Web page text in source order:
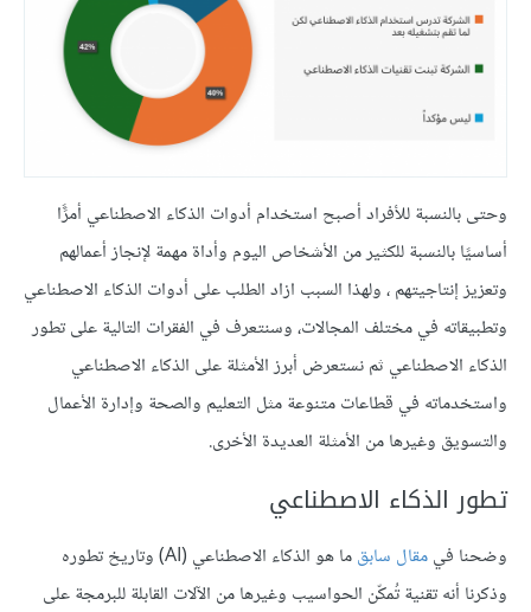
وحتى بالنسبة للأفراد أصبح استخدام أدوات الذكاء الاصطناعي أمرًًا
أساسيًا بالنسبة للكثير من الأشخاص اليوم وأداة مهمة لإنجاز أعمالهم
وتعزيز إنتاجيتهم ، ولهذا السبب ازاد الطلب على أدوات الذكاء الاصطناعي
وتطبيقاته في مختلف المجالات، وسنتعرف في الفقرات التالية على تطور
الذكاء الاصطناعي ثم نستعرض أبرز الأمثلة على الذكاء الاصطناعي
واستخدماته في قطاعات متنوعة مثل التعليم والصحة وإدارة الأعمال
والتسويق وغيرها من الأمثلة العديدة الأخرى.
تطور الذكاء الاصطناعي
وضحنا فيمقال سابق
ما هو الذكاء الاصطناعي (AI) وتاريخ تطوره
وذكرنا أنه تقنية تُمكّن الحواسيب وغيرها من الآلات القابلة للبرمجة على